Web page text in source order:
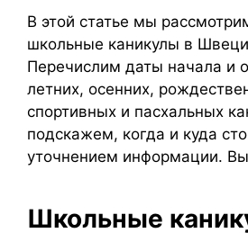
В этой статье мы
школьные каникулы в
Перечислим даты начала и
летних, осенних,
спортивных и пасхальных
подскажем, когда и куда
уточнением информации. Вы
Школьные каникулы в